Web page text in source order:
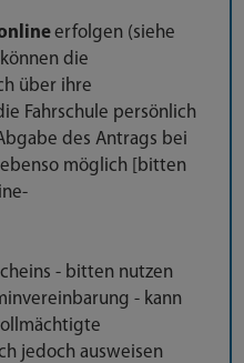
erfolgen (siehe
die
über ihre
Fahrschule persönlich
des Antrags bei
möglich [bitten
- bitten nutzen
- kann
jedoch ausweisen